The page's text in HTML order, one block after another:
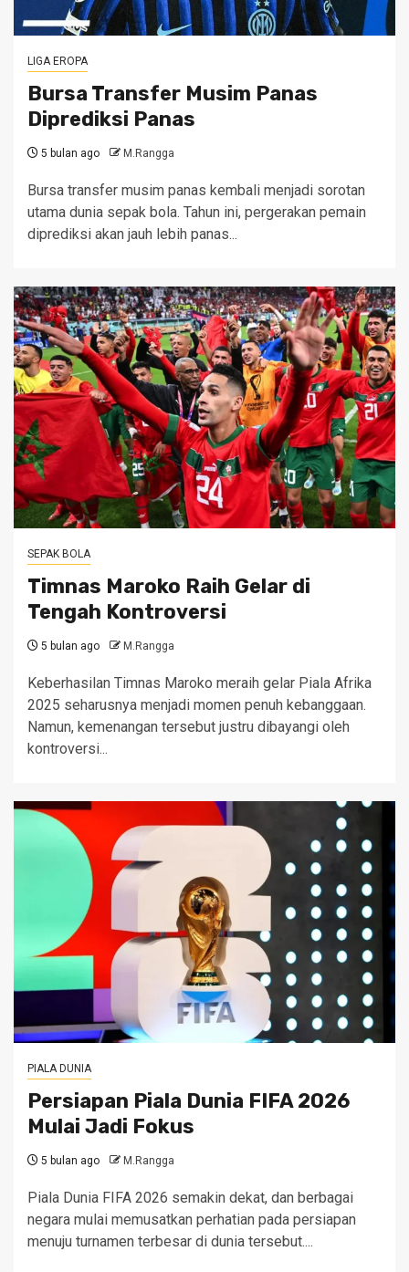
LIGA EROPA
Bursa Transfer Musim Panas
Diprediksi Panas
5 bulan ago M.Rangga
Bursa transfer musim panas kembali menjadi sorotan
utama dunia sepak bola. Tahun ini, pergerakan pemain
diprediksi akan jauh lebih panas...
SEPAK BOLA
Timnas Maroko Raih Gelar di
Tengah Kontroversi
5 bulan ago M.Rangga
Keberhasilan Timnas Maroko meraih gelar Piala Afrika
2025 seharusnya menjadi momen penuh kebanggaan.
Namun, kemenangan tersebut justru dibayangi oleh
kontroversi...
PIALA DUNIA
Persiapan Piala Dunia FIFA 2026
Mulai Jadi Fokus
5 bulan ago M.Rangga
Piala Dunia FIFA 2026 semakin dekat, dan berbagai
negara mulai memusatkan perhatian pada persiapan
menuju turnamen terbesar di dunia tersebut....